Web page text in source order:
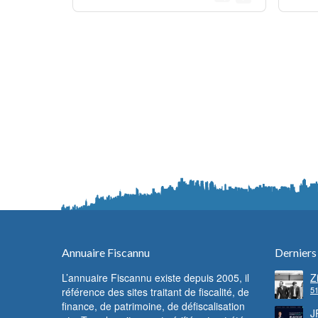
Annuaire Fiscannu
L’annuaire Fiscannu existe depuis 2005, il
référence des sites traitant de fiscalité, de
finance, de patrimoine, de défiscalisation
Derniers